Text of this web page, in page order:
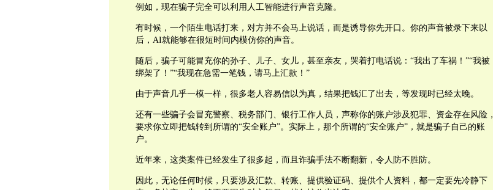
例如，现在骗子完全可以利用人工智能进行声音克隆。
有时候，一个陌生电话打来，对方并不会马上说话，而是诱导你先开口。你的声音被录下来以
后，AI就能够在很短时间内模仿你的声音。
随后，骗子可能冒充你的孙子、儿子、女儿，甚至亲友，哭着打电话说：“我出了车祸！”“我被
绑架了！”“我现在急需一笔钱，请马上汇款！”
由于声音几乎一模一样，很多老人容易信以为真，结果把钱汇了出去，等发现时已经太晚。
还有一些骗子会冒充警察、税务部门、银行工作人员，声称你的账户涉及犯罪、资金存在风险，
要求你立即把钱转到所谓的“安全账户”。实际上，那个所谓的“安全账户”，就是骗子自己的账
户。
近年来，这类案件已经发生了很多起，而且诈骗手法不断翻新，令人防不胜防。
因此，无论任何时候，只要涉及汇款、转账、提供验证码、提供个人资料，都一定要先冷静下